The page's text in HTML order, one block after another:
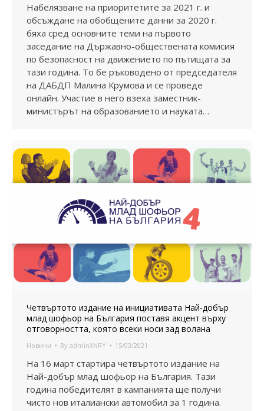
Набелязване на приоритетите за 2021 г. и
обсъждане на обобщените данни за 2020 г.
бяха сред основните теми на първото
заседание на Държавно-обществената комисия
по безопасност на движението по пътищата за
тази година. То бе ръководено от председателя
на ДАБДП Малина Крумова и се проведе
онлайн. Участие в него взеха заместник-
министърът на образованието и науката…
Четвъртото издание на инициативата Най-добър
млад шофьор на България поставя акцент върху
отговорността, която всеки носи зад волана
Новини By adminXNRY 15/03/2021
На 16 март стартира четвъртото издание на
Най-добър млад шофьор на България. Тази
година победителят в кампанията ще получи
чисто нов италиански автомобил за 1 година.